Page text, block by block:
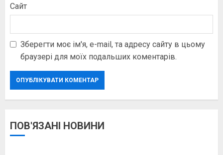
Сайт
Зберегти моє ім'я, e-mail, та адресу сайту в цьому
браузері для моїх подальших коментарів.
ПОВ'ЯЗАНІ НОВИНИ